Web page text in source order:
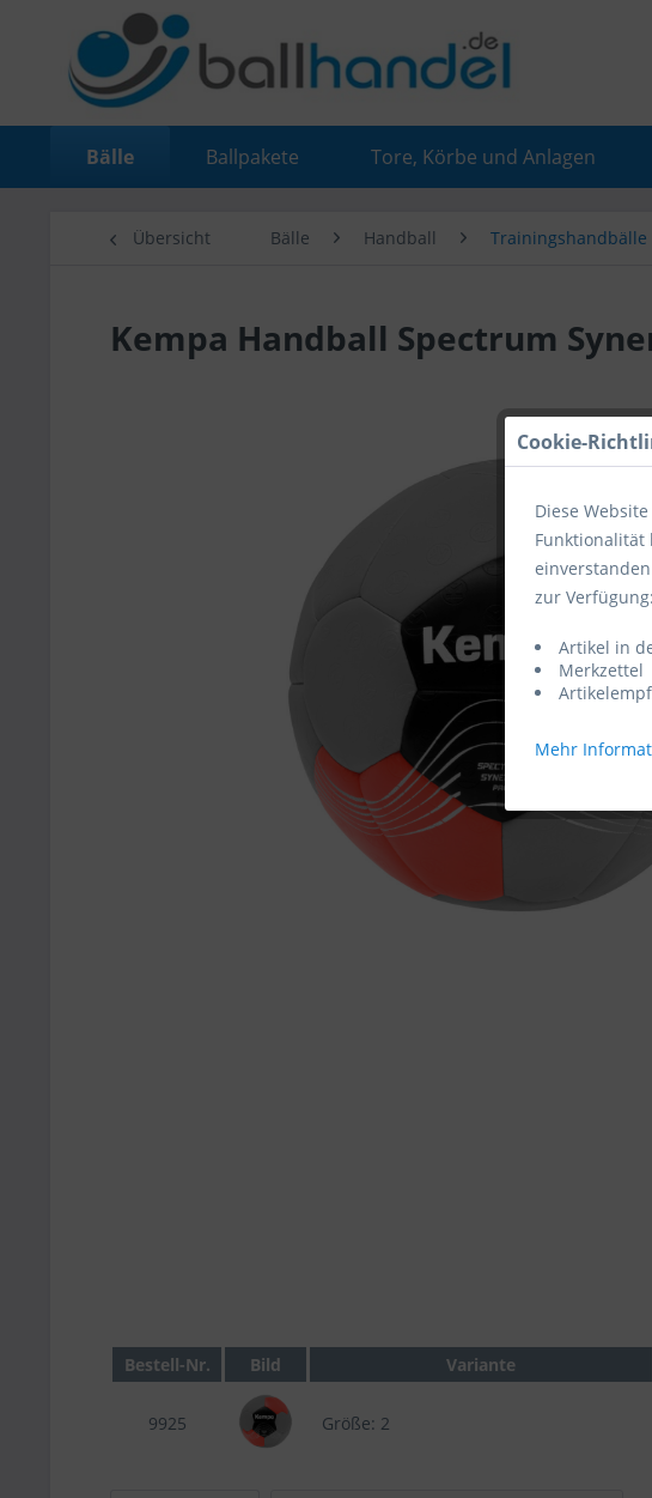
Bälle Ballpakete Tore, Körbe und Anlagen
Übersicht Bälle Handball Trainingshandbälle
Kempa Handball Spectrum
Bestell-Nr. Bild Variante
9925 Größe: 2
Cookie-
Diese
Funktionalität
zur Verfügung:
Artikel in
Merkzettel
Mehr